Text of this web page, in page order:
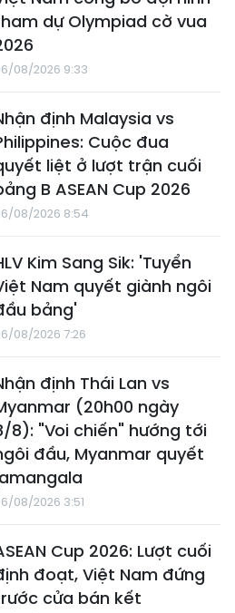
dự Olympiad cờ vua
08/2026 9:33
định Malaysia vs
Cuộc đua
liệt ở lượt trận cuối
B ASEAN Cup 2026
08/2026 8:54
Kim Sang Sik: 'Tuyển
Nam quyết giành ngôi
bảng'
08/2026 7:26
định Thái Lan vs
(20h00 ngày
8): "Voi chiến" hướng tới
đầu, Myanmar quyết
08/2026 3:51
Cup 2026: Lượt cuối
đoạt, Việt Nam đứng
cửa bán kết